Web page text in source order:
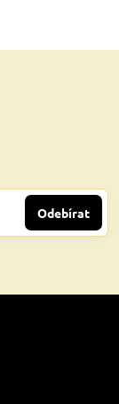
Odebírat